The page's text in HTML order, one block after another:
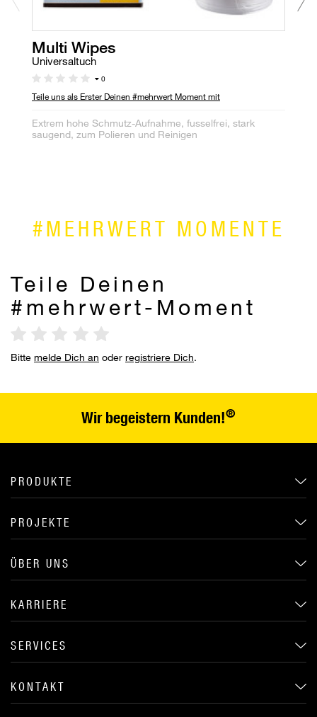
Multi Wipes
Universaltuch
0
Teile uns als Erster Deinen #mehrwert Moment mit
Extrem hohe Schmutz-Aufnahme, fusselfrei, stark
saugend, zum Polieren und Reinigen
#MEHRWERT MOMENTE
Teile Deinen
#mehrwert-Moment
Bitte melde Dich an oder registriere Dich.
Wir begeistern Kunden!®
PRODUKTE
PROJEKTE
ÜBER UNS
KARRIERE
SERVICES
KONTAKT